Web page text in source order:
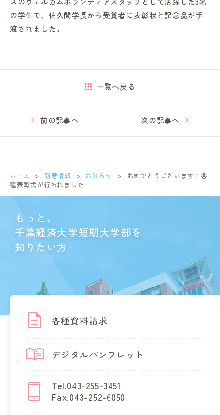
の学生で、佐久間学長から受賞者に表彰状と記念品が手
渡されました。
前の記事へ
一覧へ戻る
次の記事へ
ホーム 新着情報 お知らせ
おめでとうございます！各
種表彰式が行われました
もっと、
千葉経済大学短期大学部を
知りたい方
各種資料請求
デジタルパンフレット
Tel.043-255-3451
Fax.043-252-6050